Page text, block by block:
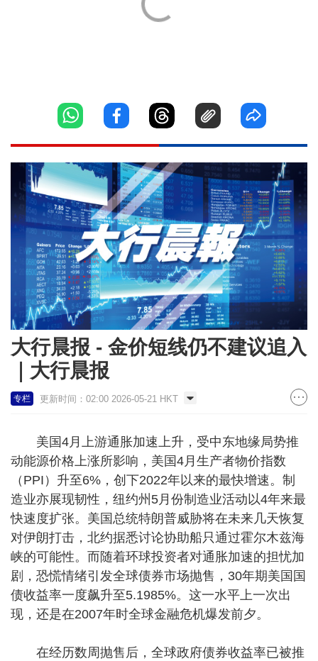
大行晨报 - 金价短线仍不建议追入
｜大行晨报
专栏 更新时间：02:00 2026-05-21 HKT
美国4月上游通胀加速上升，受中东地缘局势推
动能源价格上涨所影响，美国4月生产者物价指数
（PPI）升至6%，创下2022年以来的最快增速。制
造业亦展现韧性，纽约州5月份制造业活动以4年来最
快速度扩张。美国总统特朗普威胁将在未来几天恢复
对伊朗打击，北约据悉讨论协助船只通过霍尔木兹海
峡的可能性。而随着环球投资者对通胀加速的担忧加
剧，恐慌情绪引发全球债券市场抛售，30年期美国国
债收益率一度飙升至5.1985%。这一水平上一次出
现，还是在2007年时全球金融危机爆发前夕。
在经历数周抛售后，全球政府债券收益率已被推